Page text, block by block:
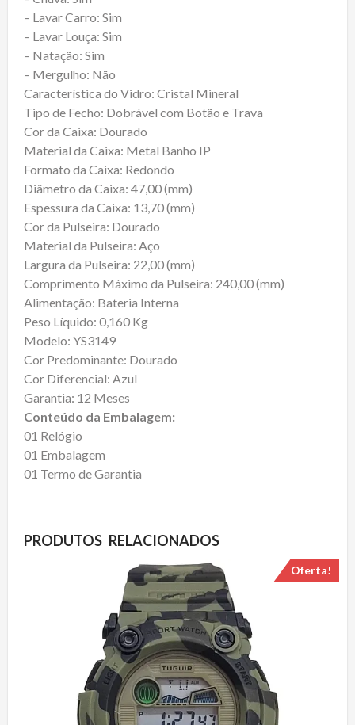
– Lavar Carro: Sim
– Lavar Louça: Sim
– Natação: Sim
– Mergulho: Não
Característica do Vidro: Cristal Mineral
Tipo de Fecho: Dobrável com Botão e Trava
Cor da Caixa: Dourado
Material da Caixa: Metal Banho IP
Formato da Caixa: Redondo
Diâmetro da Caixa: 47,00 (mm)
Espessura da Caixa: 13,70 (mm)
Cor da Pulseira: Dourado
Material da Pulseira: Aço
Largura da Pulseira: 22,00 (mm)
Comprimento Máximo da Pulseira: 240,00 (mm)
Alimentação: Bateria Interna
Peso Líquido: 0,160 Kg
Modelo: YS3149
Cor Predominante: Dourado
Cor Diferencial: Azul
Garantia: 12 Meses
Conteúdo da Embalagem:
01 Relógio
01 Embalagem
01 Termo de Garantia
PRODUTOS RELACIONADOS
Oferta!